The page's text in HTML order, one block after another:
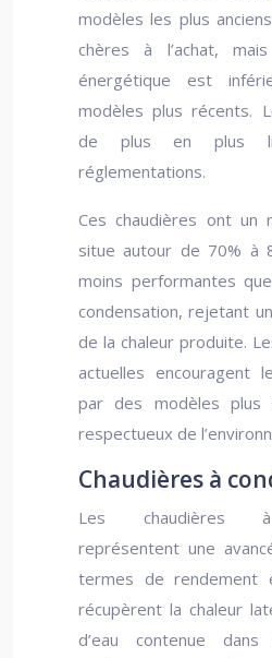
modèles les plus
chères à l’achat,
énergétique est
modèles plus récents.
de plus en plus
réglementations.
Ces chaudières ont un
situe autour de 70% à
moins performantes
condensation, rejetant
de la chaleur produite.
actuelles encouragent
par des modèles plus
respectueux de
Chaudières à
Les chaudières à
représentent une
termes de rendement
récupèrent la chaleur
d’eau contenue